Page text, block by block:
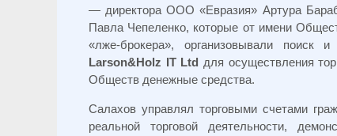
— директора ООО «Евразия» Артура
Павла Чепеленко, которые от имени
«лже-брокера», организовывали поиск
Larson&Holz IT Ltd для осуществления
Обществ денежные средства.
Салахов управлял торговыми счетами
реальной торговой деятельности,